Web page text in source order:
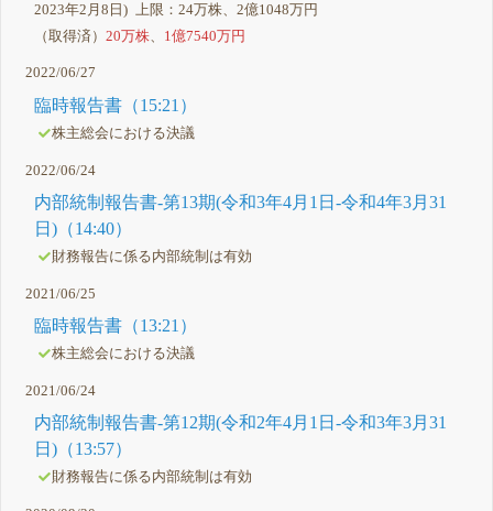
2023年2月8日) 上限：24万株、2億1048万円
（取得済）20万株 1億7540万円
2022/06/27
臨時報告書（15:21）
株主総会における決議
2022/06/24
内部統制報告書-第13期(令和3年4月1日-令和4年3月31
日)（14:40）
財務報告に係る内部統制は有効
2021/06/25
臨時報告書（13:21）
株主総会における決議
2021/06/24
内部統制報告書-第12期(令和2年4月1日-令和3年3月31
日)（13:57）
財務報告に係る内部統制は有効